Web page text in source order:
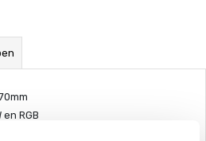
RGB
aansturing via ON/OFF